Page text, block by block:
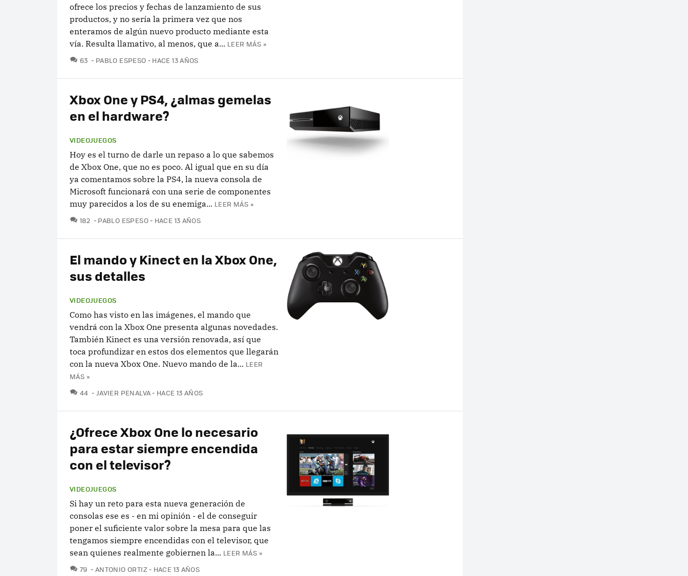
ofrece los precios y fechas de lanzamiento de sus
productos, y no sería la primera vez que nos
enteramos de algún nuevo producto mediante esta
vía. Resulta llamativo, al menos, que a... LEER MÁS »
63 COMENTARIOS
PABLO ESPESO HACE 13 AÑOS
Xbox One y PS4, ¿almas gemelas
en el hardware?
VIDEOJUEGOS
Hoy es el turno de darle un repaso a lo que sabemos
de Xbox One, que no es poco. Al igual que en su día
ya comentamos sobre la PS4, la nueva consola de
Microsoft funcionará con una serie de componentes
muy parecidos a los de su enemiga... LEER MÁS »
182 COMENTARIOS
PABLO ESPESO HACE 13 AÑOS
El mando y Kinect en la Xbox One,
sus detalles
VIDEOJUEGOS
Como has visto en las imágenes, el mando que
vendrá con la Xbox One presenta algunas novedades.
También Kinect es una versión renovada, así que
toca profundizar en estos dos elementos que llegarán
con la nueva Xbox One. Nuevo mando de la... LEER
MÁS »
44 COMENTARIOS
JAVIER PENALVA HACE 13 AÑOS
¿Ofrece Xbox One lo necesario
para estar siempre encendida
con el televisor?
VIDEOJUEGOS
Si hay un reto para esta nueva generación de
consolas ese es - en mi opinión - el de conseguir
poner el suficiente valor sobre la mesa para que las
tengamos siempre encendidas con el televisor, que
sean quienes realmente gobiernen la... LEER MÁS »
79 COMENTARIOS
ANTONIO ORTIZ HACE 13 AÑOS